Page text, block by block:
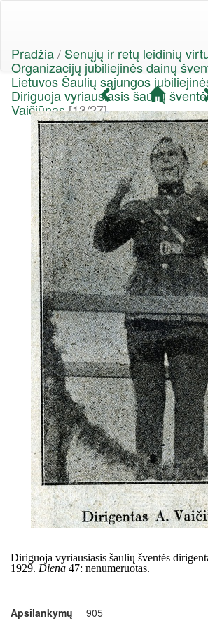
Pradžia/ Senųjų ir retų leidinių
Organizacijų jubiliejinės dainų
Lietuvos Šaulių sąjungos
Diriguoja vyriausiasis šaulių
Vaičiūnas[13/27]
Diriguoja vyriausiasis šaulių šventės
1929. Diena 47: nenumeruotas.
Apsilankymų 905